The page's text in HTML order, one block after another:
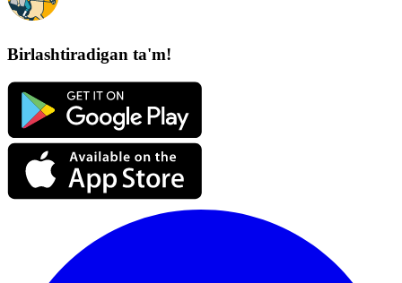
Birlashtiradigan ta'm!